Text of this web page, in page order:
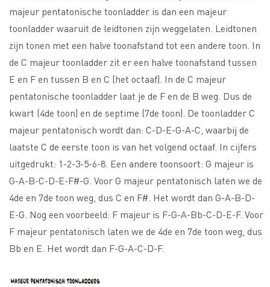
majeur pentatonische toonladder is dan een majeur
toonladder waaruit de leidtonen zijn weggelaten. Leidtonen
zijn tonen met een halve toonafstand tot een andere toon. In
de C majeur toonladder zit er een halve toonafstand tussen
E en F en tussen B en C (het octaaf). In de C majeur
pentatonische toonladder laat je de F en de B weg. Dus de
kwart (4de toon) en de septime (7de toon). De toonladder C
majeur pentatonisch wordt dan: C-D-E-G-A-C, waarbij de
laatste C de eerste toon is van het volgend octaaf. In cijfers
uitgedrukt: 1-2-3-5-6-8. Een andere toonsoort: G majeur is
G-A-B-C-D-E-F#-G. Voor G majeur pentatonisch laten we de
4de en 7de toon weg, dus C en F#. Het wordt dan G-A-B-D-
E-G. Nog een voorbeeld: F majeur is F-G-A-Bb-C-D-E-F. Voor
F majeur pentatonisch laten we de 4de en 7de toon weg, dus
Bb en E. Het wordt dan F-G-A-C-D-F.